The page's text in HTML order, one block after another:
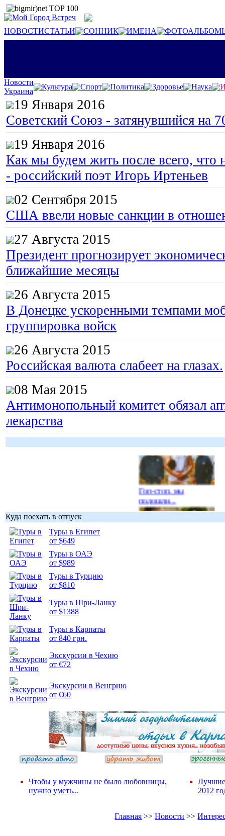
НОВОСТИСТАТЬИ СОННИК ИМЕНА
Новости
Украина
Культура Спорт Политика Здоровье Наука
19 Января 2016
Советский Союз - затянувшийся на
19 Января 2016
Как мы будем жить после всего, что
- российский поэт Игорь Иртеньев
02 Сентября 2015
США ввели новые санкции в
27 Августа 2015
Президент прогнозирует
ближайшие месяцы
26 Августа 2015
В Донецке ускоренными темпами
группировка войск
26 Августа 2015
Российская валюта слабеет на глазах.
08 Мая 2015
Антимонопольный комитет обязал
лекарства
Гоп-стоп, мы
подошли...
Куда поехать в отпуск
Туры в Египет
от $649
Туры в ОАЭ
от $989
Туры в Турцию
от $810
Туры в Шри-Ланку
от $1388
Туры в Карпаты
от 840 грн.
Экскурсии в Чехию
от €72
Экскурсии в Венгрию
от €60
Чтобы у мужчины не было любовницы,
нужно уметь...
Лучшие
2012
Главная >>Новости >>